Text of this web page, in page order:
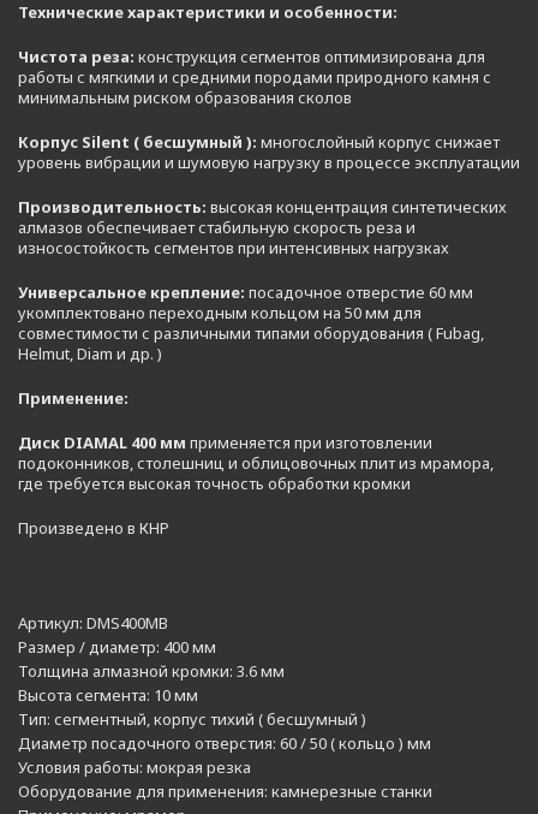
Технические характеристики и особенности:
Чистота реза: конструкция сегментов оптимизирована для
работы с мягкими и средними породами природного камня с
минимальным риском образования сколов
Корпус Silent ( бесшумный ): многослойный корпус снижает
уровень вибрации и шумовую нагрузку в процессе эксплуатации
Производительность: высокая концентрация синтетических
алмазов обеспечивает стабильную скорость реза и
износостойкость сегментов при интенсивных нагрузках
Универсальное крепление: посадочное отверстие 60 мм
укомплектовано переходным кольцом на 50 мм для
совместимости с различными типами оборудования ( Fubag,
Helmut, Diam и др. )
Применение:
Диск DIAMAL 400 мм применяется при изготовлении
подоконников, столешниц и облицовочных плит из мрамора,
где требуется высокая точность обработки кромки
Произведено в КНР
Артикул: DMS400MB
Размер / диаметр: 400 мм
Толщина алмазной кромки: 3.6 мм
Высота сегмента: 10 мм
Тип: сегментный, корпус тихий ( бесшумный )
Диаметр посадочного отверстия: 60 / 50 ( кольцо ) мм
Условия работы: мокрая резка
Оборудование для применения: камнерезные станки